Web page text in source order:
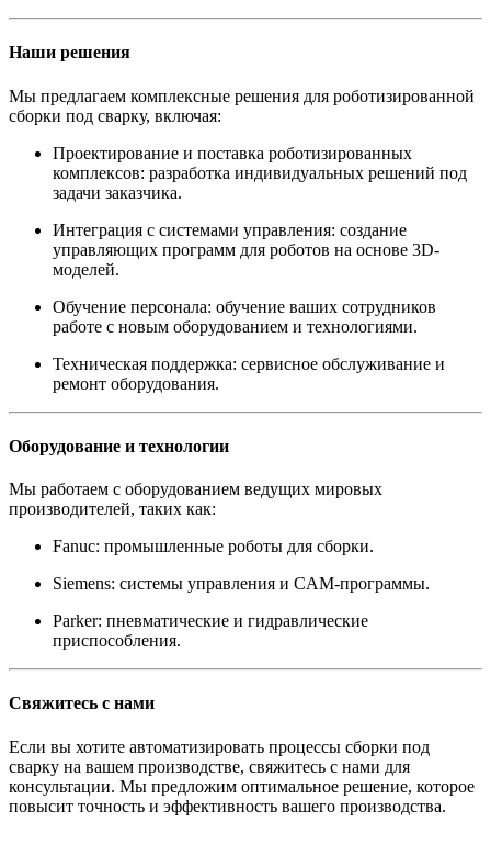
Наши решения
Мы предлагаем комплексные решения для роботизированной
сборки под сварку, включая:
Проектирование и поставка роботизированных
комплексов: разработка индивидуальных решений под
задачи заказчика.
Интеграция с системами управления: создание
управляющих программ для роботов на основе 3D-
моделей.
Обучение персонала: обучение ваших сотрудников
работе с новым оборудованием и технологиями.
Техническая поддержка: сервисное обслуживание и
ремонт оборудования.
Оборудование и технологии
Мы работаем с оборудованием ведущих мировых
производителей, таких как:
Fanuc: промышленные роботы для сборки.
Siemens: системы управления и CAM-программы.
Parker: пневматические и гидравлические
приспособления.
Свяжитесь с нами
Если вы хотите автоматизировать процессы сборки под
сварку на вашем производстве, свяжитесь с нами для
консультации. Мы предложим оптимальное решение, которое
повысит точность и эффективность вашего производства.